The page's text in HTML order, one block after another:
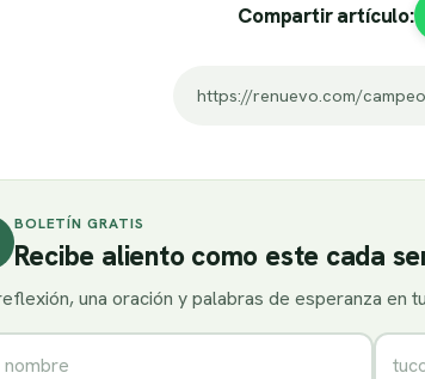
Compartir artículo:
https://renuevo.com/
BOLETÍN GRATIS
Recibe aliento como este cada
una oración y palabras de esperanza en